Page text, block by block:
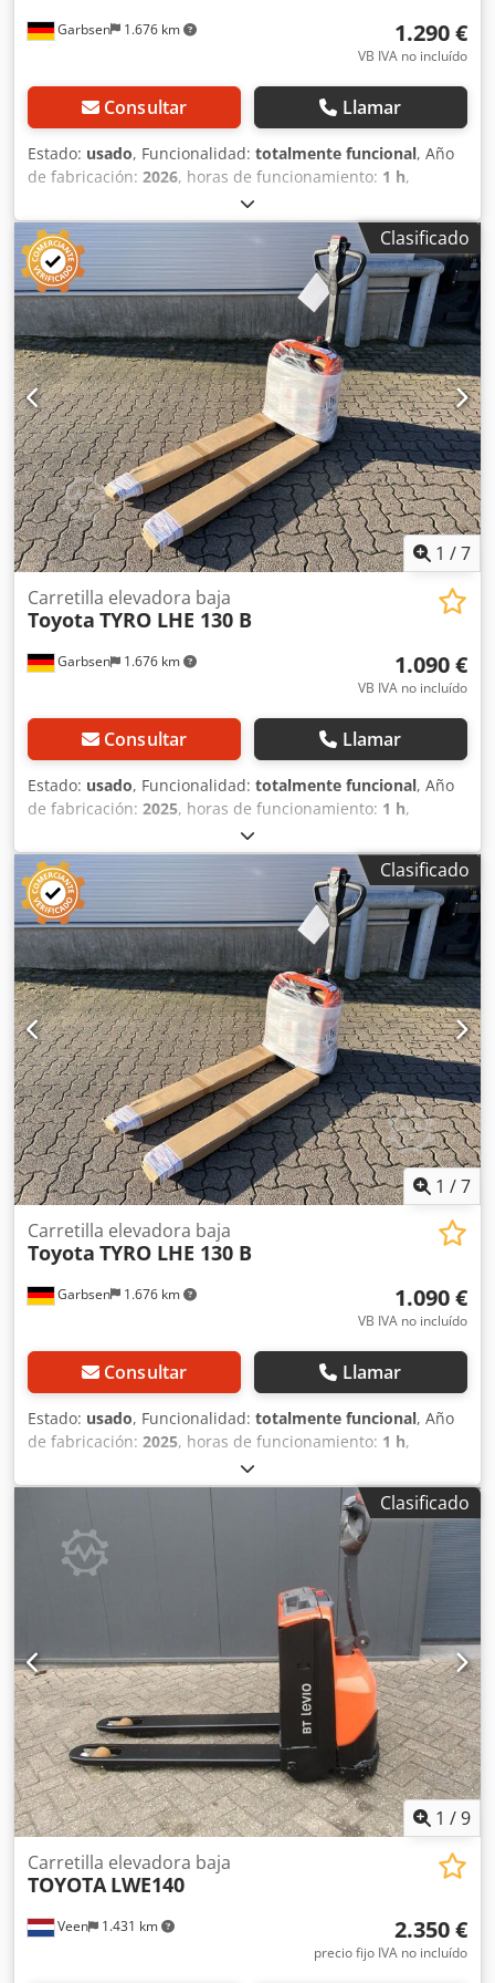
Garbsen 1.676 km 1.290 €
VB IVA no incluído
Consultar Llamar
Estado: usado, Funcionalidad: totalmente funcional, Año
de fabricación: 2026, horas de funcionamiento: 1 h,
1.500 kg, altura de elevación:
mm, tipo de combustible:eléctrico, longitud de la
horquilla:
1.150 mm 145 kg, longitud total:
380 mm, tipo de accionamiento: Elektro, ancho de
construcción:540 mm, Transpaleta de baja elevación
Centro de carga: 600 Tipo de mástil: Ninguno Cedpfx Aaozr
Aicjvsha Estado técnico: Nuevo Tipo de neumático
delantero: Poliuretano Estado del neumático delantero:
100% Tipo de neumático trasero: Poliuretano Estado del
neumático trasero: 100% Voltaje de la batería: 24V
Capacidad de la batería: 40Ah Descripción: Equipo nuevo
Control por impulsos,
Clasificado
1 /7
Garbsen 1.676 km
Carretilla elevadora baja
Toyota TYRO LHE 130 B
1.090 €
VB IVA no incluído
Consultar Llamar
Estado: usado, Funcionalidad: totalmente funcional, Año
de fabricación: 2025, horas de funcionamiento: 1 h,
1.300 kg, altura de elevación:
mm, tipo de combustible:eléctrico, longitud de la
horquilla:
1.150 mm , peso en vacío: 145 kg, longitud total:
380 mm
Elektro, ancho de
construcción:540 mm, Carretilla elevadora de bajo
levantamiento Centro de gravedad de la carga: 600 Tipo de
mástil: Ninguno Estado técnico: Nuevo Neumáticos
delanteros, tipo: Poliuretano Estado de los neumáticos
delanteros: 100 % Neumáticos traseros, tipo: Poliuretano
Estado de los neumáticos traseros: 100 % Voltaje de la
batería: 24 V Capacidad de la batería: 20 Ah Csdpfozr Ah
Sox Aaveha Descripción: Producto nuevo Control por
impulsos.
Clasificado
1 /7
Garbsen 1.676 km
Carretilla elevadora baja
Toyota TYRO LHE 130 B
1.090 €
VB IVA no incluído
Consultar Llamar
Estado: usado, Funcionalidad: totalmente funcional, Año
de fabricación: 2025, horas de funcionamiento: 1 h,
1.300 kg, altura de elevación:
mm, tipo de combustible:eléctrico, longitud de la
, peso en vacío: 145 kg, longitud total:
380 mm, tipo de accionamiento:
, ancho de
construcción:
, Carretilla elevadora de bajo
levantamiento Centro de gravedad de la carga: 600 Tipo de
mástil: Ninguno Estado técnico: Nuevo Neumáticos
delanteros, tipo: Poliuretano Estado de los neumáticos
delanteros: 100 % Csdpjzr Ah Esfx Aaveha Neumáticos
traseros, tipo: Poliuretano Estado de los neumáticos
traseros: 100 % Voltaje de la batería: 24 V Capacidad de la
batería: 20 Ah Descripción: Producto nuevo Control por
impulsos.
Clasificado
1 /9
Veen 1.431 km
Carretilla elevadora baja
TOYOTA LWE140
2.350 €
precio fijo IVA no incluído